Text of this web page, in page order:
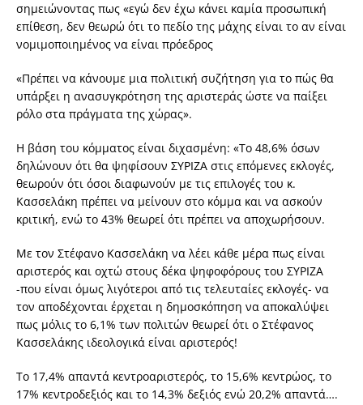
σημειώνοντας πως «εγώ δεν έχω κάνει καμία προσωπική
επίθεση, δεν θεωρώ ότι το πεδίο της μάχης είναι το αν είναι
νομιμοποιημένος να είναι πρόεδρος
«Πρέπει να κάνουμε μια πολιτική συζήτηση για το πώς θα
υπάρξει η ανασυγκρότηση της αριστεράς ώστε να παίξει
ρόλο στα πράγματα της χώρας».
Η βάση του κόμματος είναι διχασμένη: «Το 48,6% όσων
δηλώνουν ότι θα ψηφίσουν ΣΥΡΙΖΑ στις επόμενες εκλογές,
θεωρούν ότι όσοι διαφωνούν με τις επιλογές του κ.
Κασσελάκη πρέπει να μείνουν στο κόμμα και να ασκούν
κριτική, ενώ το 43% θεωρεί ότι πρέπει να αποχωρήσουν.
Με τον Στέφανο Κασσελάκη να λέει κάθε μέρα πως είναι
αριστερός και οχτώ στους δέκα ψηφοφόρους του ΣΥΡΙΖΑ
-που είναι όμως λιγότεροι από τις τελευταίες εκλογές- να
τον αποδέχονται έρχεται η δημοσκόπηση να αποκαλύψει
πως μόλις το 6,1% των πολιτών θεωρεί ότι ο Στέφανος
Κασσελάκης ιδεολογικά είναι αριστερός!
Το 17,4% απαντά κεντροαριστερός, το 15,6% κεντρώος, το
17% κεντροδεξιός και το 14,3% δεξιός ενώ 20,2% απαντά….